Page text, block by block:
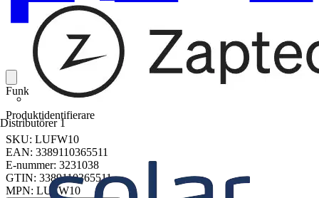
Distributörer 1
Funktionsmodul, TeSys U, termiskt överlast larm, 1 slutande kontakt
Produktidentifierare
SKU: LUFW10
EAN: 3389110365511
E-nummer: 3231038
GTIN: 3389110365511
MPN: LUFW10